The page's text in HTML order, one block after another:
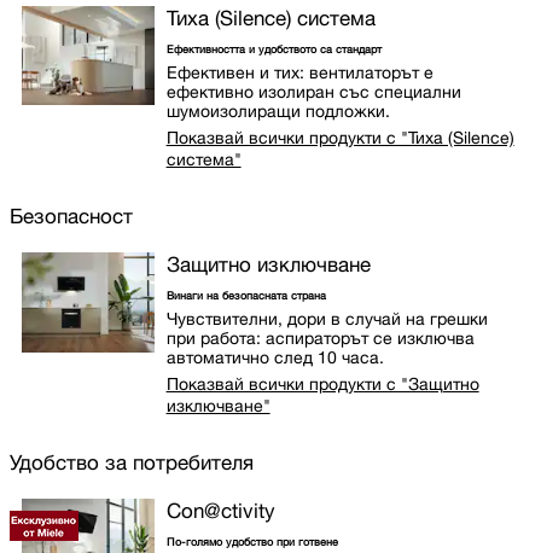
Тиха (Silence) система
Ефективността и удобството са стандарт
Ефективен и тих: вентилаторът е
ефективно изолиран със специални
шумоизолиращи подложки.
Показвай всички продукти с "Тиха (Silence)
система"
Безопасност
Защитно изключване
Винаги на безопасната страна
Чувствителни, дори в случай на грешки
при работа: аспираторът се изключва
автоматично след 10 часа.
Показвай всички продукти с "Защитно
изключване"
Удобство за потребителя
Con@ctivity
По-голямо удобство при готвене